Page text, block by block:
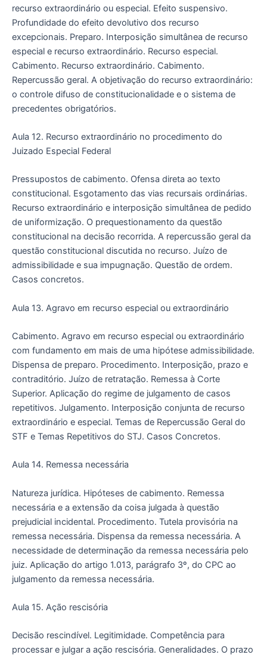
recurso extraordinário ou especial. Efeito suspensivo.
Profundidade do efeito devolutivo dos recurso
excepcionais. Preparo. Interposição simultânea de recurso
especial e recurso extraordinário. Recurso especial.
Cabimento. Recurso extraordinário. Cabimento.
Repercussão geral. A objetivação do recurso extraordinário:
o controle difuso de constitucionalidade e o sistema de
precedentes obrigatórios.
Aula 12. Recurso extraordinário no procedimento do
Juizado Especial Federal
Pressupostos de cabimento. Ofensa direta ao texto
constitucional. Esgotamento das vias recursais ordinárias.
Recurso extraordinário e interposição simultânea de pedido
de uniformização. O prequestionamento da questão
constitucional na decisão recorrida. A repercussão geral da
questão constitucional discutida no recurso. Juízo de
admissibilidade e sua impugnação. Questão de ordem.
Casos concretos.
Aula 13. Agravo em recurso especial ou extraordinário
Cabimento. Agravo em recurso especial ou extraordinário
com fundamento em mais de uma hipótese admissibilidade.
Dispensa de preparo. Procedimento. Interposição, prazo e
contraditório. Juízo de retratação. Remessa à Corte
Superior. Aplicação do regime de julgamento de casos
repetitivos. Julgamento. Interposição conjunta de recurso
extraordinário e especial. Temas de Repercussão Geral do
STF e Temas Repetitivos do STJ. Casos Concretos.
Aula 14. Remessa necessária
Natureza jurídica. Hipóteses de cabimento. Remessa
necessária e a extensão da coisa julgada à questão
prejudicial incidental. Procedimento. Tutela provisória na
remessa necessária. Dispensa da remessa necessária. A
necessidade de determinação da remessa necessária pelo
juiz. Aplicação do artigo 1.013, parágrafo 3º, do CPC ao
julgamento da remessa necessária.
Aula 15. Ação rescisória
Decisão rescindível. Legitimidade. Competência para
processar e julgar a ação rescisória. Generalidades. O prazo